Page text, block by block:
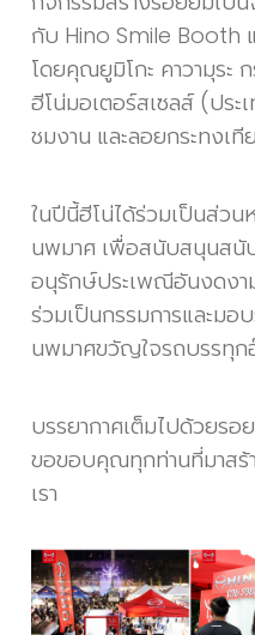
กับ Hino Smile Booth
โดยคุณยูมิโกะ คาวามุระ
ฮีโน่มอเตอร์สเซลส์ (ประ
ชมงาน และลอยกระทงเที
ในปีนี้ฮีโน่ได้ร่วมเป็นส่ว
นพมาศ เพื่อสนับสนุนสนั
อนุรักษ์ประเพณีอันงดงา
ร่วมเป็นกรรมการและมอ
นพมาศขวัญใจรถบรรทุก
บรรยากาศเต็มไปด้วยรอ
ขอขอบคุณทุกท่านที่มาสร้
เรา